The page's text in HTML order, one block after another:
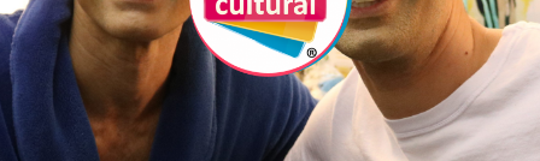
ACESSO CULTURAL
Arte, Cultura Pop e Entretenimento